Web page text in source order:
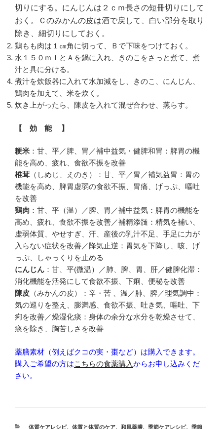
切りにする。にんじんは２ｃｍ長さの短冊切りにして
おく。Ｃのみかんの皮は酒で戻して、白い部分を取り
除き、細切りにしておく。
鶏もも肉は１㎝角に切って、Ｂで下味をつけておく。
水１５０ｍｌとＡを鍋に入れ、きのこをさっと煮て、煮
汁と具に分ける。
煮汁を炊飯器に入れて水加減をし、きのこ、にんじん、
鶏肉を加えて、米を炊く。
炊き上がったら、陳皮を入れて混ぜ合わせ、蒸らす。
【 効 能 】
粳米 ：甘、平／脾、胃／補中益気・健脾和胃：脾胃の機
能を高め、疲れ、食欲不振を改善
椎茸 （しめじ、えのき）：甘、平／胃／補気益胃：胃の
機能を高め、脾胃虚弱の食欲不振、胃痛、げっぷ、嘔吐
を改善
鶏肉 ：甘、平（温）／脾、胃／補中益気：脾胃の機能を
高め、疲れ、食欲不振を改善／補精添髄：精気を補い、
虚弱体質、やせすぎ、汗、産後の乳汁不足、手足に力が
入らない症状を改善／降気止逆：胃気を下降し、咳、げ
っぷ、しゃっくりを止める
にんじん ：甘、平(微温）／肺、脾、胃、肝／健脾化滞：
消化機能を活発にして食欲不振、下痢、便秘を改善
陳皮 （みかんの皮）：辛・苦 、温／肺、脾／理気調中：
気の巡りを整え、膨満感、食欲不振、吐き気、嘔吐、下
痢を改善／燥湿化痰：身体の余分な水分を乾燥させて、
痰を除き、胸苦しさを改善
薬膳素材（例えばクコの実・棗など）は購入できます。
購入ご希望の方はこちらの食薬購入からお申し込みくだ
さい。
カ
体質ケアレシピ、 体質と体質のケア、 和風薬膳、 季節ケアレシピ、 季節